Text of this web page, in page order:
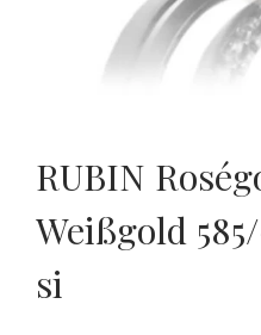
RUBIN
Weißgold
si